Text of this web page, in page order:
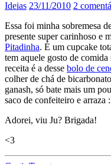
Ideias 23/11/2010 2
Essa foi minha sobremesa
presente super carinhoso e
Pitadinha. É um cupcake
tem aquele gosto de
receita é a desse bolo de
colher de chá de
ganash, só bate mais um
saco de confeiteiro e arraza
Adorei, viu Ju? Brigada!
<3